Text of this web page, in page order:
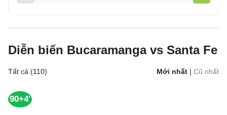
Diễn biến Bucaramanga vs Santa Fe
Tất cả (110) Mới nhất | Cũ nhất
90+4'